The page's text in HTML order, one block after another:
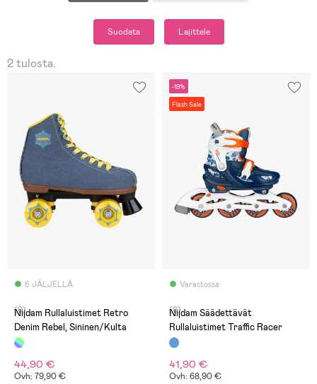
Suodata Lajittele
2 tulosta.
6 JÄLJELLÄ
(0)
Nijdam Rullaluistimet Retro
Denim Rebel, Sininen/Kulta
44,90 €
Ovh: 79,90 €
-19%
Flash Sale
Varastossa
(0)
Nijdam Säädettävät
Rullaluistimet Traffic Racer
41,90 €
Ovh: 68,90 €